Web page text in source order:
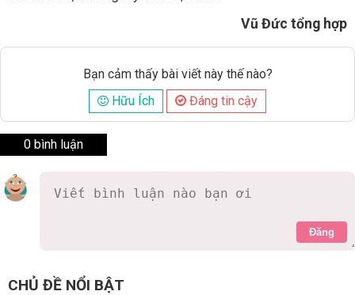
Vũ Đức tổng hợp
Bạn cảm thấy bài viết này thế nào?
Hữu Ích
Đáng tin cậy
0 bình luận
Đăng
CHỦ ĐỀ NỔI BẬT